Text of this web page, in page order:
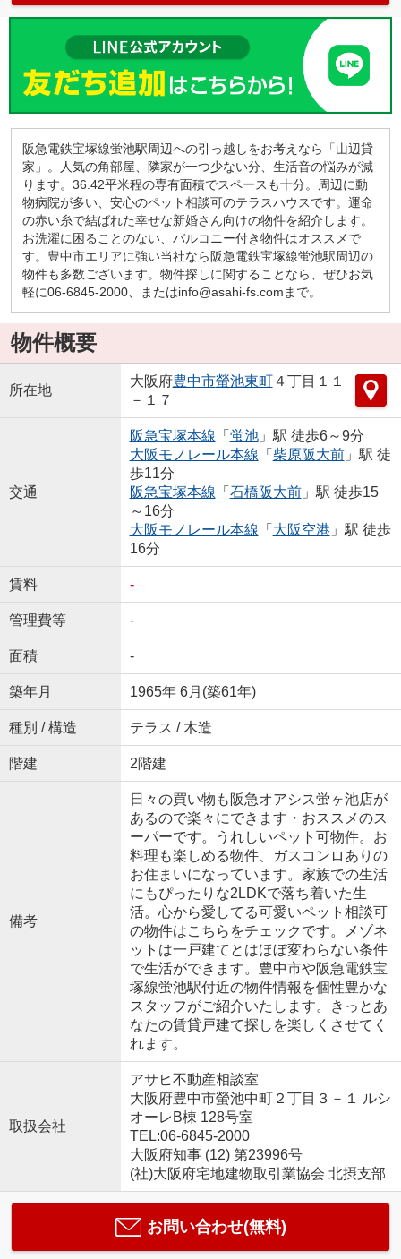
阪急電鉄宝塚線蛍池駅周辺への引っ越しをお考えなら「山辺貸
家」。人気の角部屋、隣家が一つ少ない分、生活音の悩みが減
ります。36.42平米程の専有面積でスペースも十分。周辺に動
物病院が多い、安心のペット相談可のテラスハウスです。運命
の赤い糸で結ばれた幸せな新婚さん向けの物件を紹介します。
お洗濯に困ることのない、バルコニー付き物件はオススメで
す。豊中市エリアに強い当社なら阪急電鉄宝塚線蛍池駅周辺の
物件も多数ございます。物件探しに関することなら、ぜひお気
軽に06-6845-2000、またはinfo@asahi-fs.comまで。
物件概要
所在地
大阪府豊中市螢池東町４丁目１１
－１７
交通
阪急宝塚本線 「 蛍池」駅 徒歩6～9分
大阪モノレール本線 「 柴原阪大前」駅 徒
歩11分
阪急宝塚本線 「 石橋阪大前」駅 徒歩15
～16分
大阪モノレール本線 「 大阪空港 」駅 徒歩
16分
賃料 -
管理費等 -
面積 -
築年月 1965年 6月(築61年)
種別 / 構造 テラス / 木造
階建 2階建
備考
日々の買い物も阪急オアシス蛍ヶ池店が
あるので楽々にできます・おススメのス
ーパーです。うれしいペット可物件。お
料理も楽しめる物件、ガスコンロありの
お住まいになっています。家族での生活
にもぴったりな2LDKで落ち着いた生
活。心から愛してる可愛いペット相談可
の物件はこちらをチェックです。メゾネ
ットは一戸建てとはほぼ変わらない条件
で生活ができます。豊中市や阪急電鉄宝
塚線蛍池駅付近の物件情報を個性豊かな
スタッフがご紹介いたします。きっとあ
なたの賃貸戸建て探しを楽しくさせてく
れます。
取扱会社
アサヒ不動産相談室
大阪府豊中市螢池中町２丁目３－１ ルシ
オーレB棟 128号室
TEL:06-6845-2000
大阪府知事 (12) 第23996号
(社)大阪府宅地建物取引業協会 北摂支部
お問い合わせ(無料)